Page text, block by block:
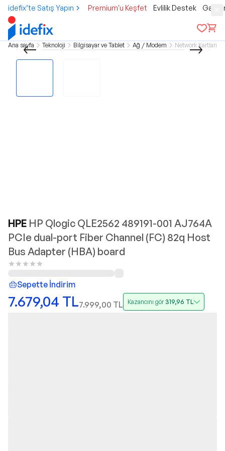
idefix’te Satış Yapın Premium'u Keşfet Evlilik Destek
Ana sayfa Teknoloji Bilgisayar ve Tablet Ağ / Modem Network Kartları
HPE HP Qlogic QLE2562 489191-001 AJ764A
PCIe dual-port Fiber Channel (FC) 82q Host
Bus Adapter (HBA) board
Sepette İndirim
7.679,04 TL7.999,00 TL Kazancını gör319,96 TL